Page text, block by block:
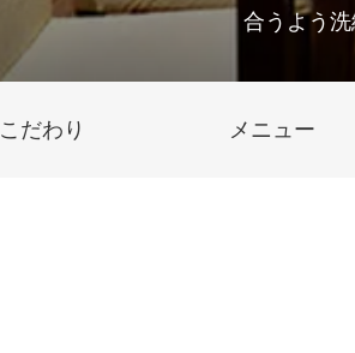
合うよう
こだわり メニュー